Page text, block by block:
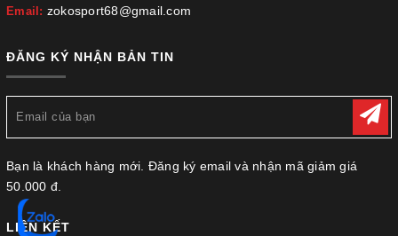
Email: zokosport68@gmail.com
ĐĂNG KÝ NHẬN BẢN TIN
Bạn là khách hàng mới. Đăng ký email và nhận mã giảm giá
50.000 đ.
LIÊN KẾT